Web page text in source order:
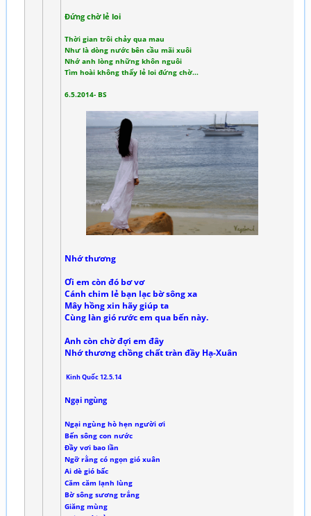
Đứng chờ lẻ loi
Thời gian trôi chảy qua mau
Như là dòng nước bên cầu mãi xuôi
Nhớ anh lòng những khôn nguôi
Tìm hoài không thấy lẻ loi đứng chờ...
6.5.2014- BS
Nhớ thương
Ơi em còn đó bơ vơ
Cánh chim lẻ bạn lạc bờ sông xa
Mây hồng xin hãy giúp ta
Cùng làn gió rước em qua bến này.
Anh còn chờ đợi em đây
Nhớ thương chồng chất tràn đầy Hạ-Xuân
Kinh Quốc 12.5.14
Ngại ngùng
Ngại ngùng hò hẹn người ơi
Bến sông con nước
Đầy vơi bao lần
Ngỡ rằng có ngọn gió xuân
Ai dè gió bấc
Căm căm lạnh lùng
Bờ sông sương trắng
Giăng mùng